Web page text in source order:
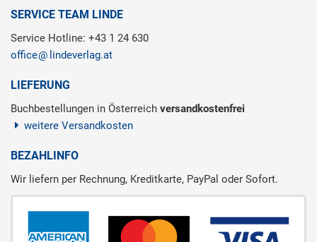
SERVICE TEAM LINDE
Service Hotline: +43 1 24 630
office
lindeverlag.at
LIEFERUNG
Buchbestellungen in Österreich versandkostenfrei
weitere Versandkosten
BEZAHLINFO
Wir liefern per Rechnung, Kreditkarte, PayPal oder Sofort.